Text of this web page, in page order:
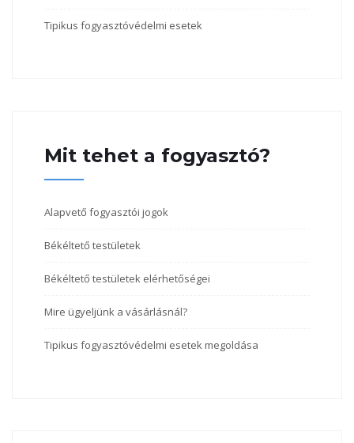
Tipikus fogyasztóvédelmi esetek
Mit tehet a fogyasztó?
Alapvető fogyasztói jogok
Békéltető testületek
Békéltető testületek elérhetőségei
Mire ügyeljünk a vásárlásnál?
Tipikus fogyasztóvédelmi esetek megoldása